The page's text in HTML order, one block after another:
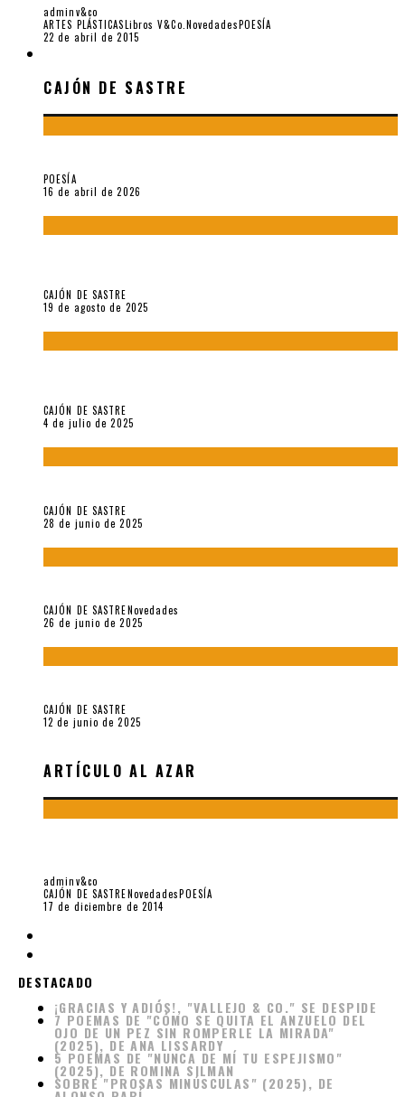
adminv&co
ARTES PLÁSTICASLibros V&Co.NovedadesPOESÍA
22 de abril de 2015
CAJÓN DE SASTRE
POESÍA
16 de abril de 2026
CAJÓN DE SASTRE
19 de agosto de 2025
CAJÓN DE SASTRE
4 de julio de 2025
CAJÓN DE SASTRE
28 de junio de 2025
CAJÓN DE SASTRENovedades
26 de junio de 2025
CAJÓN DE SASTRE
12 de junio de 2025
ARTÍCULO AL AZAR
adminv&co
CAJÓN DE SASTRENovedadesPOESÍA
17 de diciembre de 2014
DESTACADO
¡GRACIAS Y ADIÓS!, "VALLEJO & CO." SE DESPIDE
7 POEMAS DE "CÓMO SE QUITA EL ANZUELO DEL
OJO DE UN PEZ SIN ROMPERLE LA MIRADA"
(2025), DE ANA LISSARDY
5 POEMAS DE "NUNCA DE MÍ TU ESPEJISMO"
(2025), DE ROMINA SILMAN
SOBRE "PROSAS MINÚSCULAS" (2025), DE